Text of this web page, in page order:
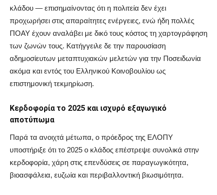
κλάδου — επισημαίνοντας ότι η πολιτεία δεν έχει
προχωρήσει στις απαραίτητες ενέργειες, ενώ ήδη πολλές
ΠΟΑΥ έχουν αναλάβει με δικό τους κόστος τη χαρτογράφηση
των ζωνών τους. Κατήγγειλε δε την παρουσίαση
αδημοσίευτων μεταπτυχιακών μελετών για την Ποσειδωνία
ακόμα και εντός του Ελληνικού Κοινοβουλίου ως
επιστημονική τεκμηρίωση.
Κερδοφορία το 2025 και ισχυρό εξαγωγικό
αποτύπωμα
Παρά τα ανοιχτά μέτωπα, ο πρόεδρος της ΕΛΟΠΥ
υποστήριξε ότι το 2025 ο κλάδος επέστρεψε συνολικά στην
κερδοφορία, χάρη στις επενδύσεις σε παραγωγικότητα,
βιοασφάλεια, ευζωία και περιβαλλοντική βιωσιμότητα.